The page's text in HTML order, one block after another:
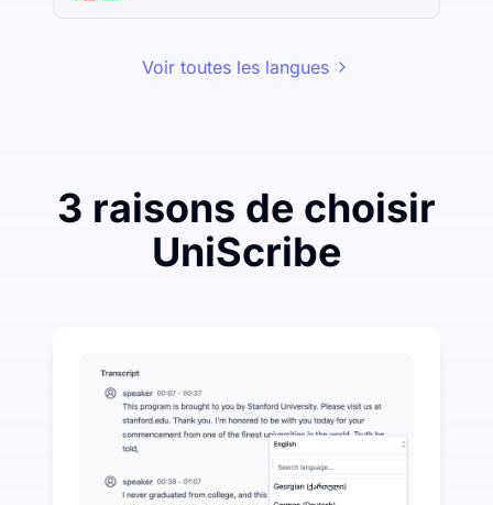
Voir toutes les langues
3 raisons de choisir
UniScribe
UniScribe offre 120 minutes de transcription
Plus de fonctionnalités d'IA disponibles au-delà de
Générez automatiquement des résumés, des